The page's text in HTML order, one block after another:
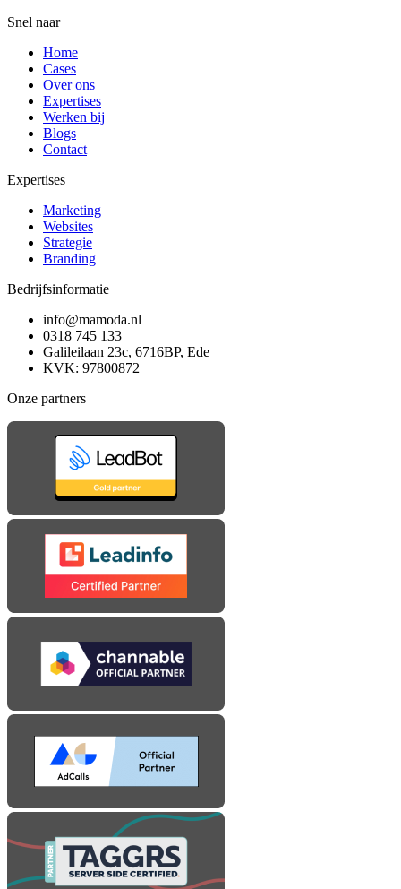
Snel naar
Home
Cases
Over ons
Expertises
Werken bij
Blogs
Contact
Expertises
Marketing
Websites
Strategie
Branding
Bedrijfsinformatie
info@mamoda.nl
0318 745 133
Galileilaan 23c, 6716BP, Ede
KVK: 97800872
Onze partners